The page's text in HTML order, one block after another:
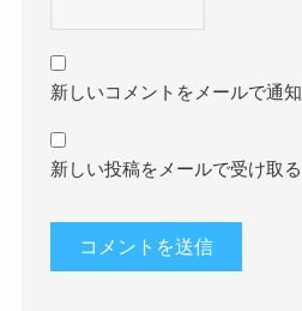
新しいコメントをメールで通知
新しい投稿をメールで受け取る